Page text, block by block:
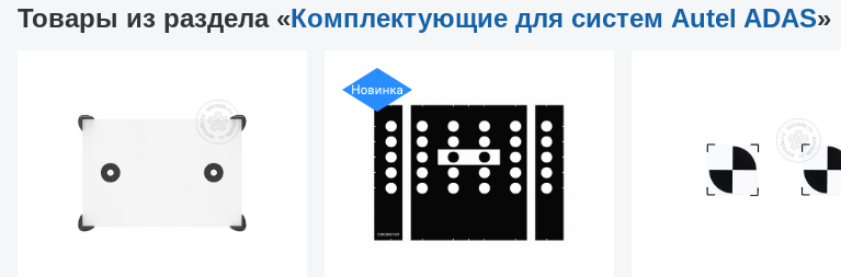
Товары из раздела «Комплектующие для систем Autel ADAS»